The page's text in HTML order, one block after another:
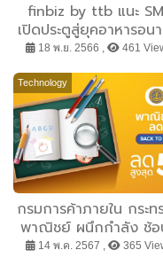
finbiz by ttb แนะ
เปิดประตูสู่ยุคอาหารอน
ช่วยโลกและธุรกิจเติบ
ยั่งยืน
18 พ.ย. 2566 , 461
Technology
กรมการค้าภายใน กระท
พาณิชย์ ผนึกกำลัง ช้อ
เตรียมพร้อมต้อนรับเ
14 พ.ค. 2567 , 365